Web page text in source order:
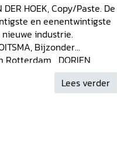
DER HOEK, Copy/Paste. De
en eenentwintigste
industrie.
Bijzonder
Rotterdam DORIEN
zestig ANNE-KARLIJN
een eigen identiteit KIM
Haute-à-Porter.
Westwood en Olivier
Lees verder